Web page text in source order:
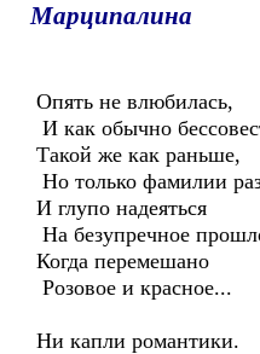
Марципалина
Опять не влюбилась,
И как обычно
Такой же как раньше,
Но только фамилии
И глупо надеяться
На безупречное
Когда перемешано
Розовое и красное...
Ни капли романтики.